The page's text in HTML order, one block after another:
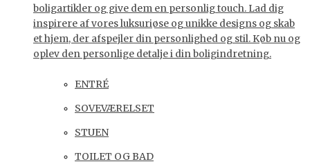
boligartikler og give dem en personlig touch. Lad dig
inspirere af vores luksuriøse og unikke designs og skab
et hjem, der afspejler din personlighed og stil. Køb nu og
oplev den personlige detalje i din boligindretning.
ENTRÉ
SOVEVÆRELSET
STUEN
TOILET OG BAD